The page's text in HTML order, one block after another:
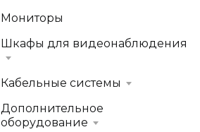
Мониторы
Шкафы для видеонаблюдения
Кабельные системы
Дополнительное
оборудование